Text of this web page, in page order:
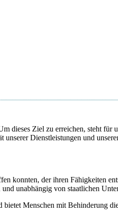
dieses Ziel zu erreichen, steht für
Dienstleistungen und
konnten, der ihren Fähigkeiten
unabhängig von staatlichen
Menschen mit Behinderung